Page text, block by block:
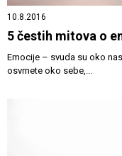
10.8.2016
5 čestih mitova o
Emocije – svuda su oko
osvrnete oko sebe,...